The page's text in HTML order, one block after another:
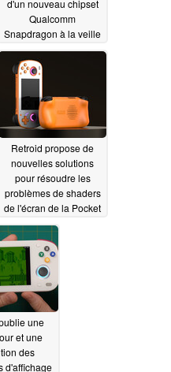
d'un nouveau chipset
Qualcomm
Snapdragon à la veille
de son lancement
03/16/2025
Retroid propose de
nouvelles solutions
pour résoudre les
problèmes de shaders
de l'écran de la Pocket
Mini03/11/2025
une
et une
des
d'affichage